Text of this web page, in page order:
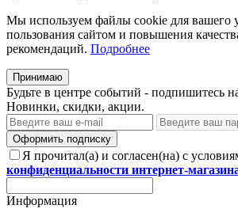
Мы используем файлы cookie для вашего
пользования сайтом и повышения
рекомендаций. Подробнее
Принимаю
Будьте в центре событий - подпишитесь
Новинки, скидки, акции.
Оформить подписку
Я прочитал(а) и согласен(на) с
конфиденциальности интернет-
Информация